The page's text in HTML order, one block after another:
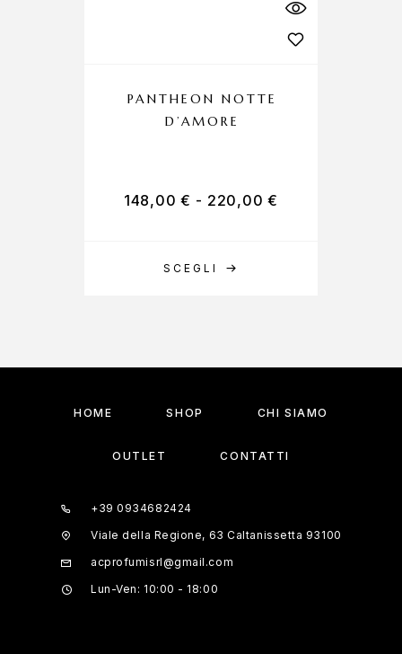
SCEGLI
PANTHEON NOTTE
D’AMORE
148,00€ - 220,00€
HOME SHOP CHI SIAMO
OUTLET CONTATTI
+39 0934682424
Viale della Regione, 63 Caltanissetta 93100
acprofumisrl@gmail.com
Lun-Ven: 10:00 - 18:00